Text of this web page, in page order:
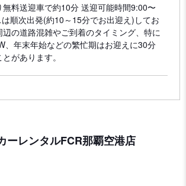
料送迎車で約10分 送迎可能時間9:00〜
順次出発(約10～15分でお出迎え)してお
辺の道路混雑やご到着のタイミング、特に
、年末年始などの繁忙期はお迎えに30分
があります。
ーレンタルFCR那覇空港店